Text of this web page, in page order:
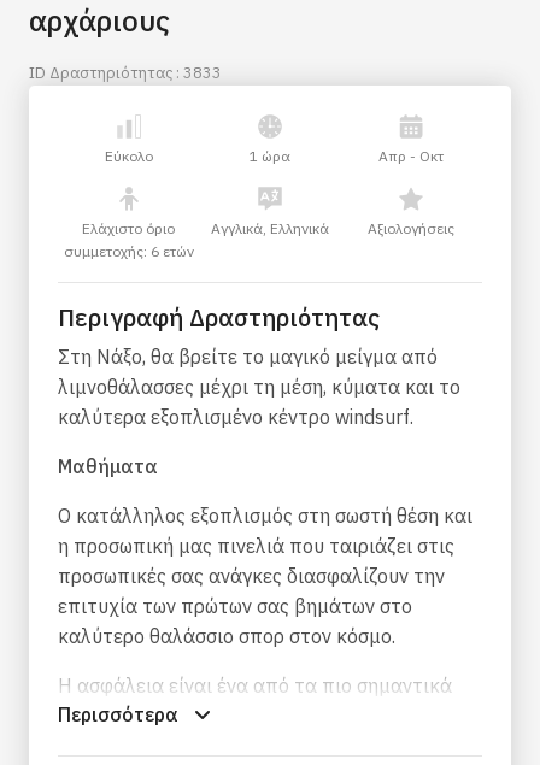
αρχάριους
ID Δραστηριότητας : 3833
Εύκολο 1 ώρα Απρ - Οκτ
Ελάχιστο όριο
συμμετοχής: 6 ετών
Αγγλικά, Ελληνικά Αξιολογήσεις
Περιγραφή Δραστηριότητας
Στη Νάξο, θα βρείτε το μαγικό μείγμα από
λιμνοθάλασσες μέχρι τη μέση, κύματα και το
καλύτερα εξοπλισμένο κέντρο windsurf.
Μαθήματα
Ο κατάλληλος εξοπλισμός στη σωστή θέση και
η προσωπική μας πινελιά που ταιριάζει στις
προσωπικές σας ανάγκες διασφαλίζουν την
επιτυχία των πρώτων σας βημάτων στο
καλύτερο θαλάσσιο σπορ στον κόσμο.
Η ασφάλεια είναι ένα από τα πιο σημαντικά
χαρακτηριστικά του κέντρου σέρφινγκ. Ένα
Περισσότερα